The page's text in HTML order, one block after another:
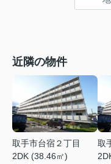
近隣の物件
取手市台宿２丁目
2DK (38.46㎡)
取